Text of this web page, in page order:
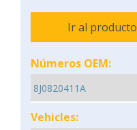
Ir al producto
Números OEM:
Vehicles: